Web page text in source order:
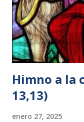
el punto de entregar
Himno a la
13,13)
enero 27, 2025